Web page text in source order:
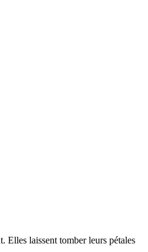
Elles laissent tomber leurs pétales